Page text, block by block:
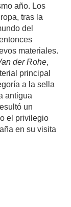
año. Los
tras la
del
materiales.
der Rohe,
principal
a la sella
antigua
esultó un
el privilegio
en su visita